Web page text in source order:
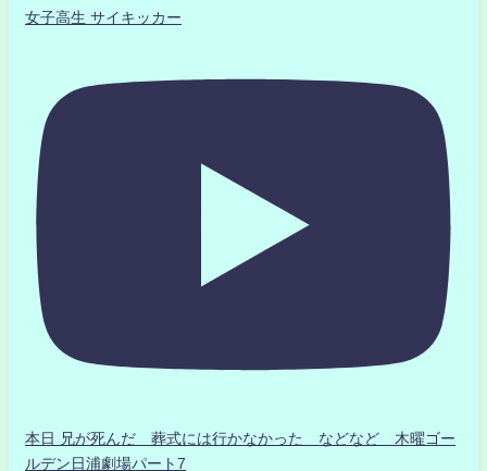
女子高生 サイキッカー
本日 兄が死んだ 葬式には行かなかった などなど 木曜ゴー
ルデン日浦劇場パート7